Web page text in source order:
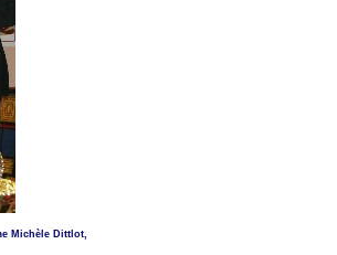
Michèle Dittlot,